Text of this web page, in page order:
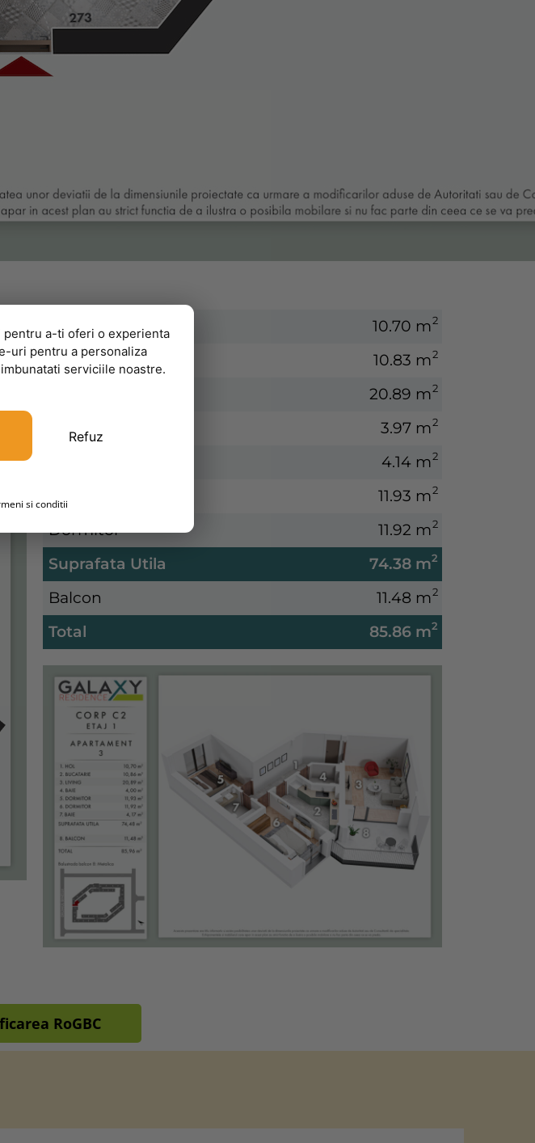
Hol 10.70 m2
Bucatarie 10.83 m2
20.89 m2
Baie 3.97 m2
4.14 m2
Dormitor 11.93 m2
Dormitor 11.92 m2
Suprafata Utila 74.38 m2
Balcon 11.48 m2
Total 85.86 m2
RoGBC
pentru a-ti oferi o experienta
uri pentru a personaliza
serviciile noastre.
Refuz
si conditii